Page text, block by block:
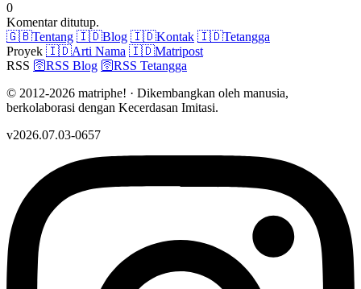
0
Komentar ditutup.
🇬🇧Tentang 🇮🇩Blog 🇮🇩Kontak 🇮🇩Tetangga
Proyek 🇮🇩Arti Nama 🇮🇩Matripost
RSS 🛜RSS Blog 🛜RSS Tetangga
© 2012-2026 matriphe! · Dikembangkan oleh manusia,
berkolaborasi dengan Kecerdasan Imitasi.
v2026.07.03-0657